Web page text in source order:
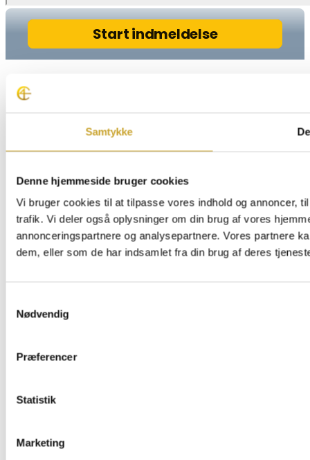
Samtykke
Denne hjemmeside bruger cookies
Vi bruger cookies til at tilpasse vores indhold og annoncer,
trafik. Vi deler også oplysninger om din brug af vores
annonceringspartnere og analysepartnere. Vores partnere
dem, eller som de har indsamlet fra din brug af deres
Nødvendig
Præferencer
Statistik
Marketing